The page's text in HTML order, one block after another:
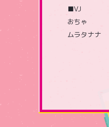
■VJ
おちゃ
ムラタナナ